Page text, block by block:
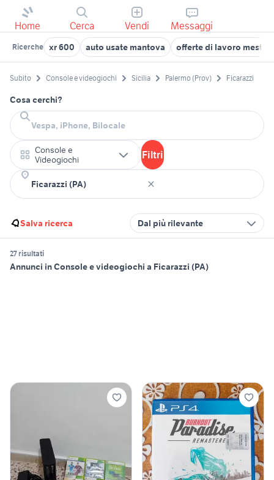
Home Cerca Vendi Messaggi
Ricerche xr 600 auto usate mantova offerte di lavoro mestre
Subito Console e videogiochi Sicilia Palermo (Prov) Ficarazzi
Cosa cerchi?
Console e
Videogiochi
Filtri
Salva ricerca Dal più rilevante
27 risultati
Annunci in Console e videogiochi a Ficarazzi (PA)